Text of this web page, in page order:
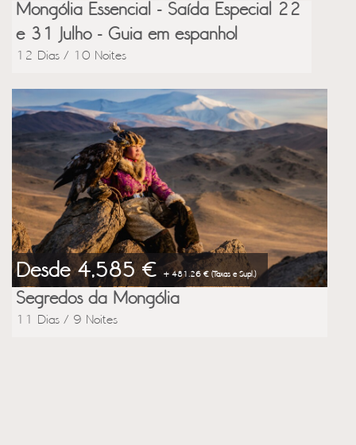
Mongólia Essencial - Saída Especial 22
e 31 Julho - Guia em espanhol
12 Dias / 10 Noites
Desde 4,585 €+ 481.26 € (Taxas e Supl.)
Segredos da Mongólia
11 Dias / 9 Noites